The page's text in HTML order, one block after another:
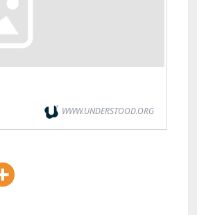
WWW.UNDERSTOOD.ORG